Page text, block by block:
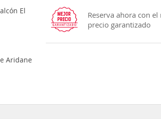
El
Aridane
Reserva ahora con
precio garantizado